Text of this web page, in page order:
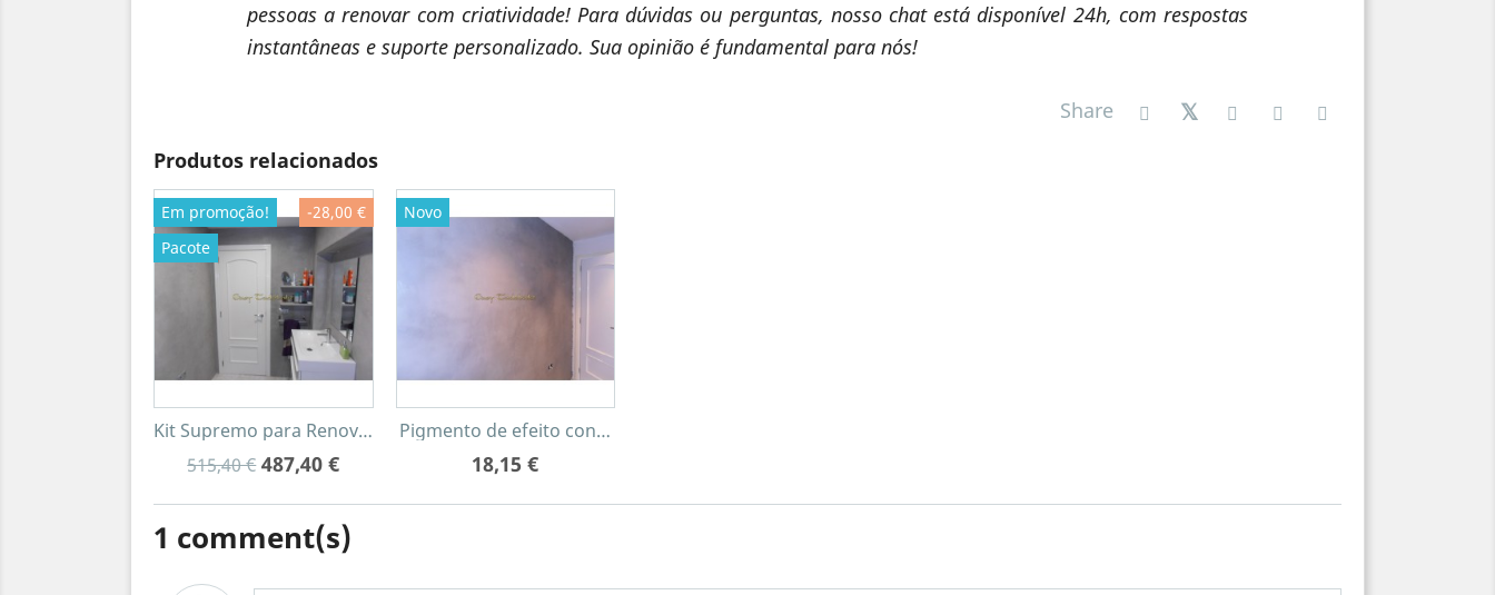
pessoas a renovar com criatividade! Para dúvidas ou perguntas, nosso chat está disponível 24h, com respostas
instantâneas e suporte personalizado. Sua opinião é fundamental para nós!
Share
Produtos relacionados
Em promoção!
Pacote
Kit Supremo para Renovação de Banheiros...
515,40 € 487,40 €
-28,00 € Novo
Pigmento de efeito concreto, concreto,...
18,15 €
1 comment(s)